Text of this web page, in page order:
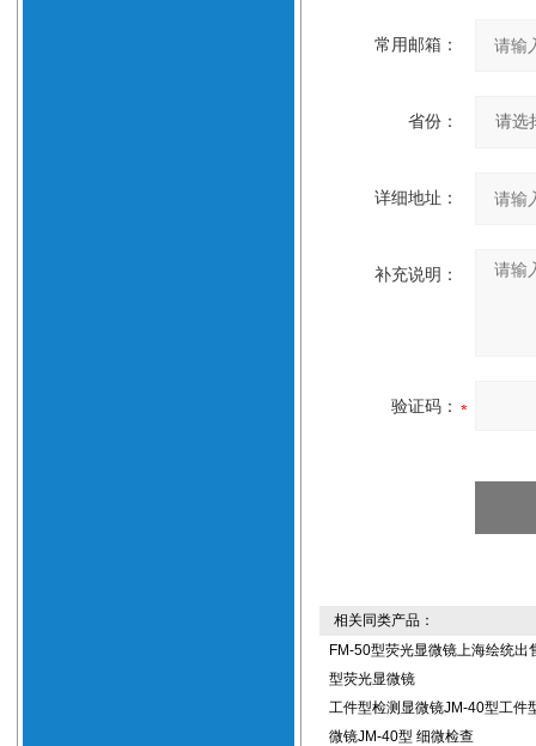
常用邮箱：
省份：
详细地址：
补充说明：
验证码：
相关同类产品：
FM-50型荧光显微镜上海绘统出
型荧光显微镜
工件型检测显微镜JM-40型工件
微镜JM-40型 细微检查